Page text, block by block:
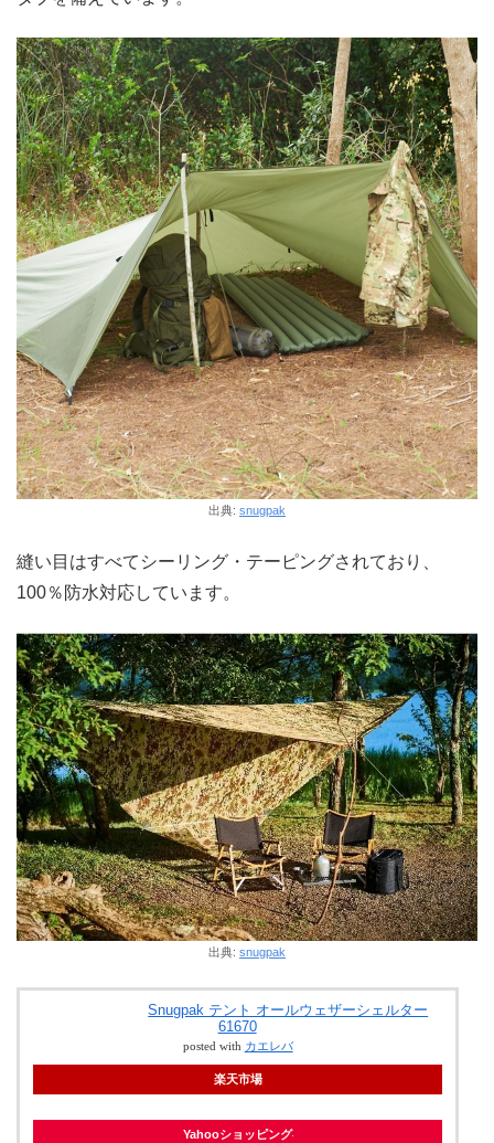
出典: snugpak
縫い目はすべてシーリング・テーピングされており、
100％防水対応しています。
出典: snugpak
Snugpak テント オールウェザーシェルター
61670
posted with カエレバ
楽天市場
Yahooショッピング